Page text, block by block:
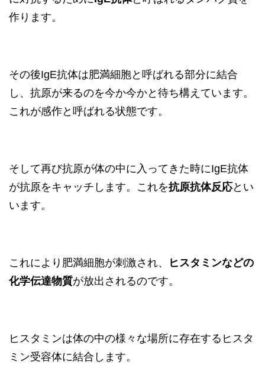
作ります。
その後IgE抗体は肥満細胞と呼ばれる部分に結合
し、抗原が来るのを今か今かと待ち構えています。
これが感作と呼ばれる状態です。
そして再び抗原が体の中に入ってきた時にIgE抗体
が抗原をキャッチします。これを抗原抗体反応とい
います。
これにより肥満細胞が刺激され、
ヒスタミンなどの
化学伝達物質が放出されるのです。
ヒスタミンは体の中の様々な場所に存在するヒスタ
ミン受容体に結合します。